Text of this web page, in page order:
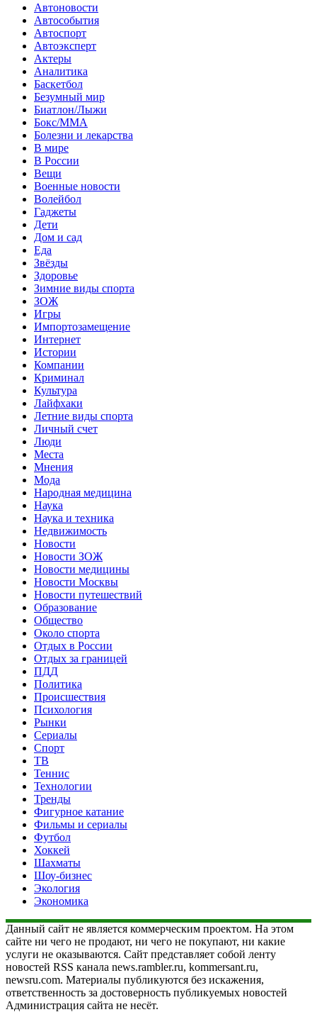
Автоновости
Автособытия
Автоспорт
Автоэксперт
Актеры
Аналитика
Баскетбол
Безумный мир
Биатлон/Лыжи
Бокс/MMA
Болезни и лекарства
В мире
В России
Вещи
Военные новости
Волейбол
Гаджеты
Дети
Дом и сад
Еда
Звёзды
Здоровье
Зимние виды спорта
ЗОЖ
Игры
Импортозамещение
Интернет
Истории
Компании
Криминал
Культура
Лайфхаки
Летние виды спорта
Личный счет
Люди
Места
Мнения
Мода
Народная медицина
Наука
Наука и техника
Недвижимость
Новости
Новости ЗОЖ
Новости медицины
Новости Москвы
Новости путешествий
Образование
Общество
Около спорта
Отдых в России
Отдых за границей
ПДД
Политика
Происшествия
Психология
Рынки
Сериалы
Спорт
ТВ
Теннис
Технологии
Тренды
Фигурное катание
Фильмы и сериалы
Футбол
Хоккей
Шахматы
Шоу-бизнес
Экология
Экономика
Данный сайт не является коммерческим проектом. На этом
сайте ни чего не продают, ни чего не покупают, ни какие
услуги не оказываются. Сайт представляет собой ленту
новостей RSS канала news.rambler.ru, kommersant.ru,
newsru.com. Материалы публикуются без искажения,
ответственность за достоверность публикуемых новостей
Администрация сайта не несёт.